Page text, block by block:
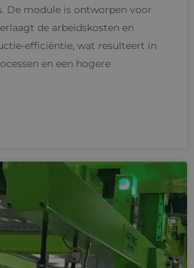
De module is ontworpen voor
de arbeidskosten en
efficiëntie, wat resulteert in
en een hogere